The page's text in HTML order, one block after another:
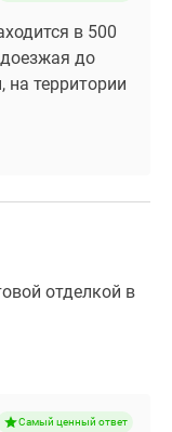
в 500
до
территории
отделкой в
Самый ценный ответ